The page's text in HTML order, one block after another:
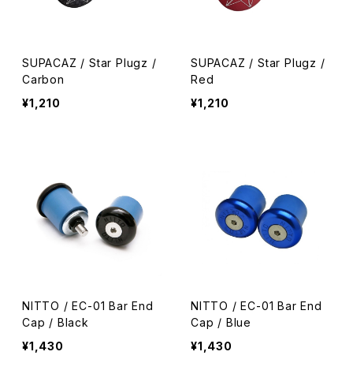
SUPACAZ / Star Plugz /
Carbon
¥1,210
SUPACAZ / Star Plugz /
Red
¥1,210
NITTO / EC-01 Bar End
Cap / Black
¥1,430
NITTO / EC-01 Bar End
Cap / Blue
¥1,430